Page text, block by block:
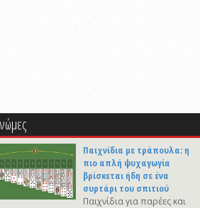
Παιχνίδια με τράπουλα: η
πιο απλή ψυχαγωγία
βρίσκεται ήδη σε ένα
συρτάρι του σπιτιού
Παιχνίδια για παρέες και